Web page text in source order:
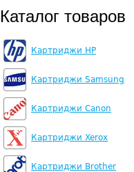
Каталог товаров
Картриджи HP
Картриджи Samsung
Картриджи Canon
Картриджи Xerox
Картриджи Brother